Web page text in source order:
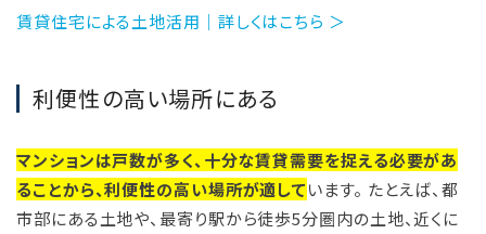
賃貸住宅による土地活用｜詳しくはこちら ＞
利便性の高い場所にある
マンションは戸数が多く、十分な賃貸需要を捉える必要があ
ることから、利便性の高い場所が適しています。 たとえば、都
市部にある土地や、最寄り駅から徒歩5分圏内の土地、近くに